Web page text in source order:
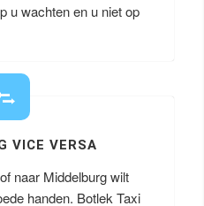
u wachten en u niet op
VICE VERSA
naar Middelburg wilt
handen. Botlek Taxi